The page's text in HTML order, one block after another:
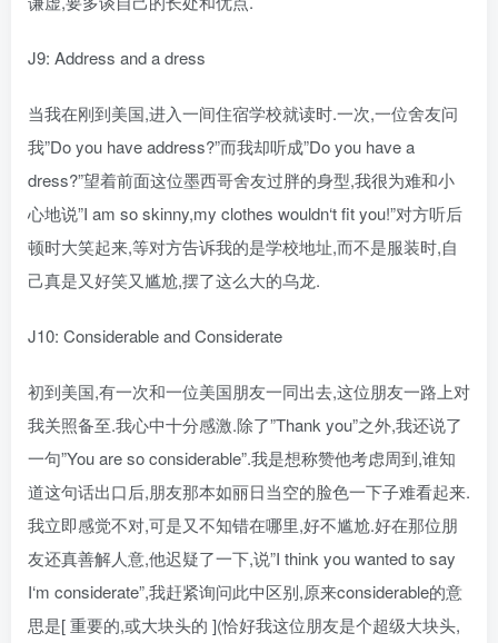
J9: Address and a dress
当我在刚到美国,进入一间住宿学校就读时.一次,一位舍友问
我”Do you have address?”而我却听成”Do you have a
dress?”望着前面这位墨西哥舍友过胖的身型,我很为难和小
心地说”I am so skinny,my clothes wouldn‘t fit you!”对方听后
顿时大笑起来,等对方告诉我的是学校地址,而不是服装时,自
己真是又好笑又尴尬,摆了这么大的乌龙.
J10: Considerable and Considerate
初到美国,有一次和一位美国朋友一同出去,这位朋友一路上对
我关照备至.我心中十分感激.除了”Thank you”之外,我还说了
一句”You are so considerable”.我是想称赞他考虑周到,谁知
道这句话出口后,朋友那本如丽日当空的脸色一下子难看起来.
我立即感觉不对,可是又不知错在哪里,好不尴尬.好在那位朋
友还真善解人意,他迟疑了一下,说”I think you wanted to say
I‘m considerate”,我赶紧询问此中区别,原来considerable的意
思是[ 重要的,或大块头的 ](恰好我这位朋友是个超级大块头,